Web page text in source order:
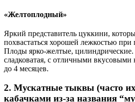
«Желтоплодный»
Яркий представитель цуккини,
похвастаться хорошей лежкостью при
Плоды ярко-желтые, цилиндрические.
сладковатая, с отличными вкусовыми
до 4 месяцев.
2. Мускатные тыквы (часто
кабачками из-за названия